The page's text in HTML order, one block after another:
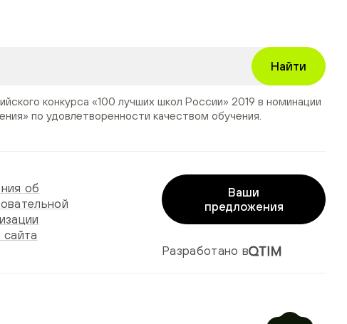
Найти
конкурса «100 лучших школ России» 2019 в номинации
по удовлетворенности качеством обучения.
об
сайта
Ваши
предложения
Разработано в